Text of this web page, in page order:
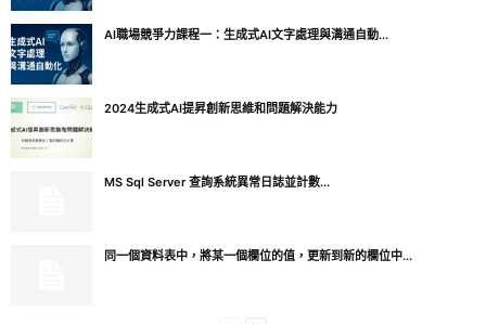
AI職場競爭力課程一：生成式AI文字處理與溝通自動...
2024生成式AI提昇創新思維和問題解決能力
MS Sql Server 查詢系統異常日誌並計數...
同一個資料表中，將某一個欄位的值，更新到新的欄位中...